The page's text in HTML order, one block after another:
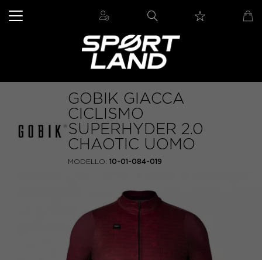
GOBIK GIACCA
CICLISMO
SUPERHYDER 2.0
CHAOTIC UOMO
MODELLO: 10-01-084-019